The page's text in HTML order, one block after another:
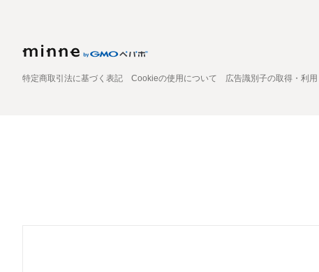
特定商取引法に基づく表記 Cookieの使用について 広告識別子の取得・利用